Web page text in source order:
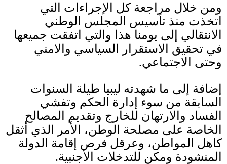
ومن خلال مراجعة كل الإجراءات التي
اتخذت منذ تأسيس المجلس الوطني
الانتقالي إلى يومنا هذا والتي اتفقت جميعها
في تحقيق الاستقرار السياسي والامني
وحتى الاجتماعي.
إضافة إلى ما شهدته ليبيا طيلة السنوات
السابقة من سوء إدارة الحكم وتفشي
الفساد والارتهان للخارج وتقديم المصالح
الخاصة على مصلحة الوطن، الأمر الذي أثقل
كاهل المواطن، وعرقل فرص إقامة الدولة
المنشودة ومكن للتدخلات الأجنبية.